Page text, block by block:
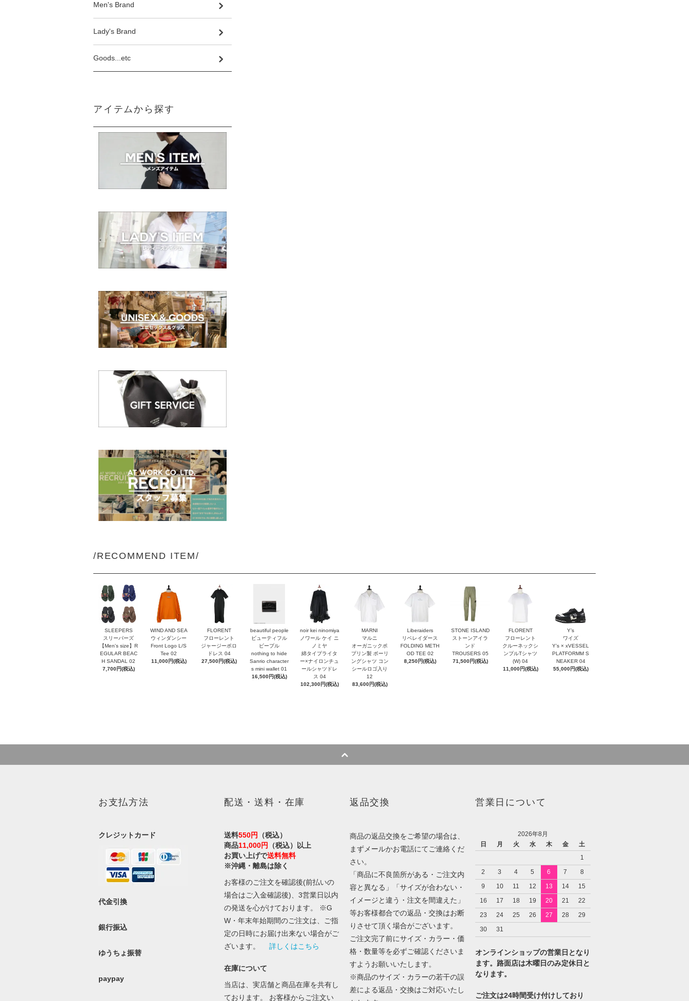
Men's Brand
Lady's Brand
Goods...etc
アイテムから探す
/RECOMMEND ITEM/
SLEEPERS
スリーパーズ
【Men's size】R
EGULAR BEAC
H SANDAL 02
7,700円(税込)
WIND AND SEA
ウィンダンシー
Front Logo L/S
Tee 02
11,000円(税込)
FLORENT
フローレント
ジャージーポロ
ドレス 04
27,500円(税込)
beautiful people
ビューティフル
ピープル
nothing to hide
Sanrio character
s mini wallet⁠ 01
16,500円(税込)
noir kei ninomiya
ノワール ケイ ニ
ノミヤ
綿タイプライタ
ー×ナイロンチュ
ールシャツドレ
ス 04
102,300円(税込)
MARNI
マルニ
オーガニックポ
プリン製 ボーリ
ングシャツ コン
シールロゴ入り
12
83,600円(税込)
Liberaiders
リベレイダース
FOLDING METH
OD TEE 02
8,250円(税込)
STONE ISLAND
ストーンアイラ
ンド
TROUSERS 05
71,500円(税込)
FLORENT
フローレント
クルーネックシ
ンプルTシャツ
(W) 04
11,000円(税込)
Y’s
ワイズ
Y’s × xVESSEL
PLATFORMM S
NEAKER 04
55,000円(税込)
お支払方法
クレジットカード
代金引換
銀行振込
ゆうちょ振替
paypay
配送・送料・在庫
送料550円
（税込）
商品11,000円
（税込）以上
お買い上げで送料無料
※沖縄・離島は除く
お客様のご注文を確認後(前払いの
場合はご入金確認後)、3営業日以内
の発送を心がけております。 ※G
W・年末年始期間のご注文は、ご指
定の日時にお届け出来ない場合がご
ざいます。 詳しくはこちら
在庫について
当店は、実店舗と商品在庫を共有し
ております。 お客様からご注文い
返品交換
商品の返品交換をご希望の場合は、
まずメールかお電話にてご連絡くだ
さい。
「商品に不良箇所がある・ご注文内
容と異なる」「サイズが合わない・
イメージと違う・注文を間違えた」
等お客様都合での返品・交換はお断
りさせて頂く場合がございます。
ご注文完了前にサイズ・カラー・価
格・数量等を必ずご確認くださいま
すようお願いいたします。
※商品のサイズ・カラーの若干の誤
差による返品・交換はご対応いたし
営業日について
2026年8月
日
月 火 水 木 金
土
1
2
3 4 5 6 7
8
9
10 11 12 13 14
15
16
17 18 19 20 21
22
23
24 25 26 27 28
29
30
31
オンラインショップの営業日となり
ます。路面店は木曜日のみ定休日と
なります。
ご注文は24時間受け付けしており